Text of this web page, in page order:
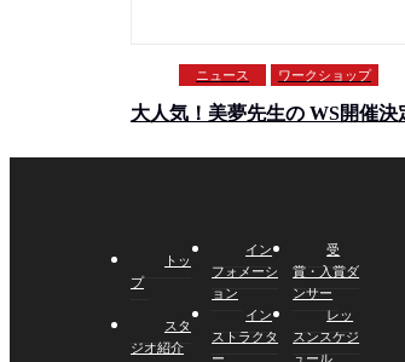
ニュース ワークショップ
大人気！美夢先生の WS開催決
トッ
プ
イン
フォメーシ
ョン
受
賞・入賞ダ
ンサー
スタ
ジオ紹介
イン
ストラクタ
ー
レッ
スンスケジ
ュール